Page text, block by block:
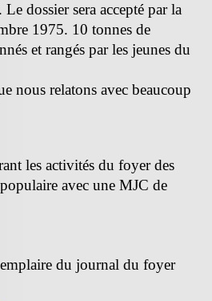
dossier sera accepté par la
1975. 10 tonnes de
et rangés par les jeunes du
nous relatons avec beaucoup
les activités du foyer des
avec une MJC de
du journal du foyer